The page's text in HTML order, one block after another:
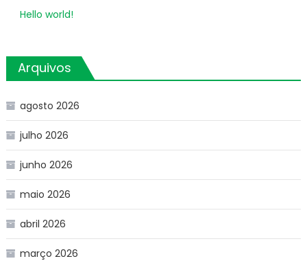
Hello world!
Arquivos
agosto 2026
julho 2026
junho 2026
maio 2026
abril 2026
março 2026